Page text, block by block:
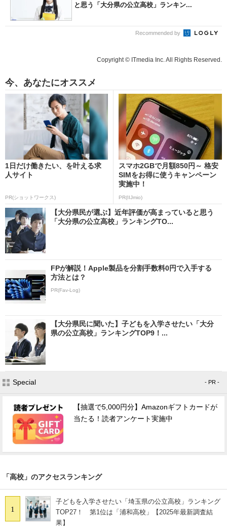
と思う「大分県の公立高校」ランキン...
Recommended by
Copyright © ITmedia Inc. All Rights Reserved.
今、あなたにオススメ
1日だけ働きたい、を叶える求
人サイト
PR(ショットワークス)
スマホ2GBで月額850円～ 格安
SIMをお得に使うキャンペーン
実施中！
PR(IIJmio)
【大分県民が選ぶ】近年評価が高まっていると思う
「大分県の公立高校」ランキングTO...
FPが解説！Apple製品を分割手数料0円で入手する
方法とは？
PR(Fav-Log)
【大分県民に聞いた】子どもを入学させたい「大分
県の公立高校」ランキングTOP9！...
Special - PR -
【抽選で5,000円分】Amazonギフトカードが
当たる！読者アンケート実施中
「高校」のアクセスランキング
1
子どもを入学させたい「埼玉県の公立高校」ランキング
TOP27！ 第1位は「浦和高校」【2025年最新調査結
果】